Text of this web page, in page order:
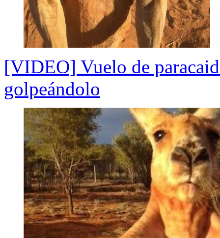
[VIDEO] Vuelo de
golpeándolo